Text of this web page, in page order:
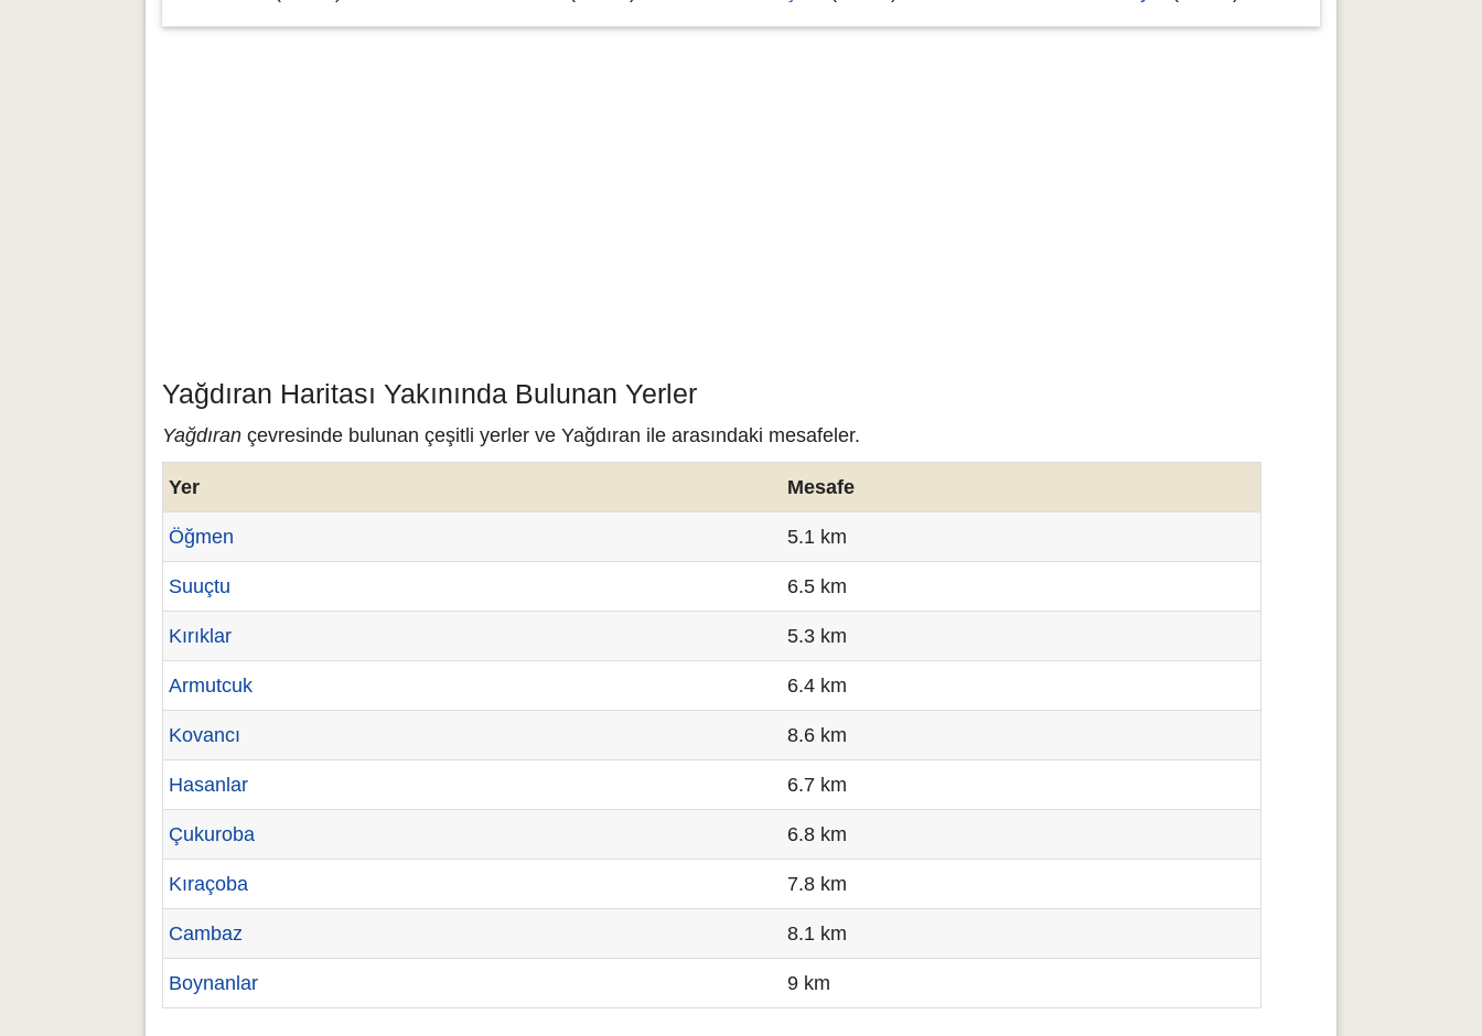
Yağdıran Haritası Yakınında Bulunan Yerler
Yağdıran çevresinde bulunan çeşitli yerler ve Yağdıran ile arasındaki mesafeler.
Yer Mesafe
Öğmen 5.1 km
Suuçtu 6.5 km
Kırıklar 5.3 km
Armutcuk 6.4 km
Kovancı 8.6 km
Hasanlar 6.7 km
Çukuroba 6.8 km
Kıraçoba 7.8 km
Cambaz 8.1 km
Boynanlar 9 km